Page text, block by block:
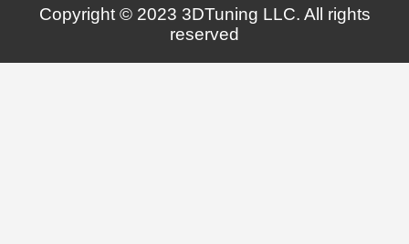
Copyright © 2023 3DTuning LLC. All rights
reserved